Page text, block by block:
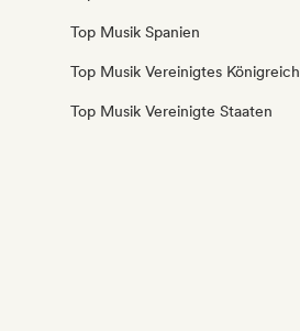
Top Musik Spanien
Top Musik Vereinigtes Königreich
Top Musik Vereinigte Staaten